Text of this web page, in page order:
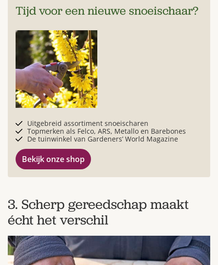
Tijd voor een nieuwe snoeischaar?
Uitgebreid assortiment snoeischaren
Topmerken als Felco, ARS, Metallo en Barebones
De tuinwinkel van Gardeners’ World Magazine
Bekijk onze shop
3. Scherp gereedschap maakt
écht het verschil